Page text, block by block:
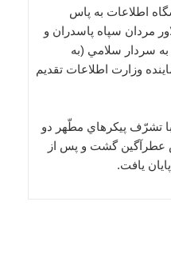
اطلاعات به پاس
مردان سپاه پاسدران و
سردار سلامي (به
وزارت اطلاعات تقديم
تشرّف پيكرهاي مطّهر دو
عطرآگين گشت و پس از
يافت.